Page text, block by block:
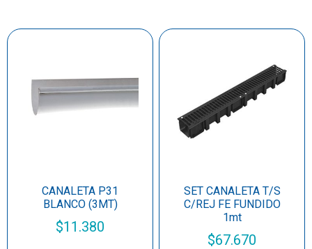
CANALETA P31
BLANCO (3MT)
$11.380
SET CANALETA T/S
C/REJ FE FUNDIDO
1mt
$67.670